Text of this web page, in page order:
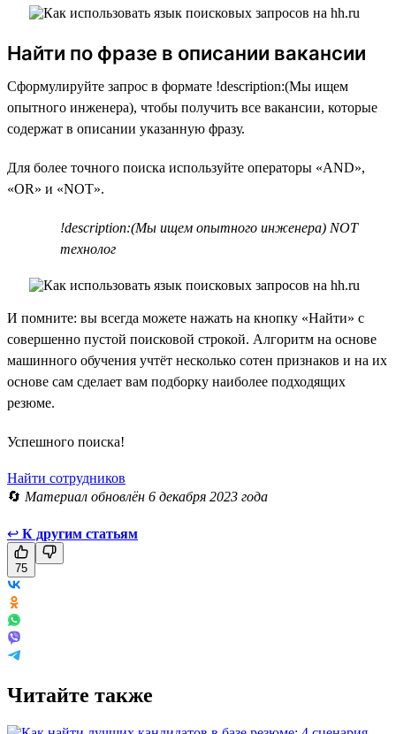
Найти по фразе в описании вакансии
Сформулируйте запрос в формате !description:(Мы ищем
опытного инженера), чтобы получить все вакансии, которые
содержат в описании указанную фразу.
Для более точного поиска используйте операторы «AND»,
«OR» и «NOT».
!description:(Мы ищем опытного инженера) NOT
технолог
И помните: вы всегда можете нажать на кнопку «Найти» с
совершенно пустой поисковой строкой. Алгоритм на основе
машинного обучения учтёт несколько сотен признаков и на их
основе сам сделает вам подборку наиболее подходящих
резюме.
Успешного поиска!
Найти сотрудников
🔄 Материал обновлён 6 декабря 2023 года
↩ К другим статьям
75
Читайте также